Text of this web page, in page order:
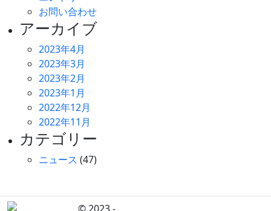
お問い合わせ
アーカイブ
2023年4月
2023年3月
2023年2月
2023年1月
2022年12月
2022年11月
カテゴリー
ニュース (47)